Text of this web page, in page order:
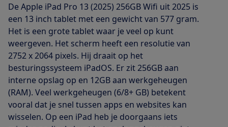
De Apple iPad Pro 13 (2025) 256GB Wifi uit 2025 is
een 13 inch tablet met een gewicht van 577 gram.
Het is een grote tablet waar je veel op kunt
weergeven. Het scherm heeft een resolutie van
2752 x 2064 pixels. Hij draait op het
besturingssysteem iPadOS. Er zit 256GB aan
interne opslag op en 12GB aan werkgeheugen
(RAM). Veel werkgeheugen (6/8+ GB) betekent
vooral dat je snel tussen apps en websites kan
wisselen. Op een iPad heb je doorgaans iets